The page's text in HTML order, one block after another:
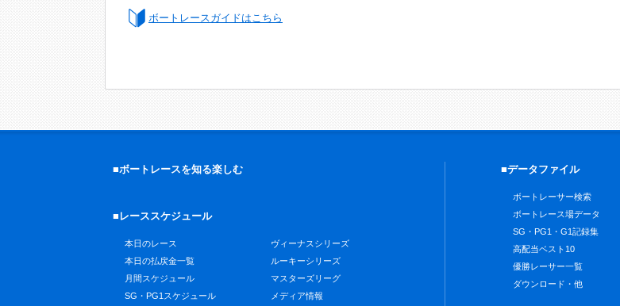
ボートレースガイドはこちら
■ボートレースを知る楽しむ
■レーススケジュール
本日のレース
本日の払戻金一覧
月間スケジュール
SG・PG1スケジュール
ヴィーナスシリーズ
ルーキーシリーズ
マスターズリーグ
メディア情報
■データファイル
ボートレーサー検索
ボートレース場データ
SG・PG1・G1記録集
高配当ベスト10
優勝レーサー一覧
ダウンロード・他